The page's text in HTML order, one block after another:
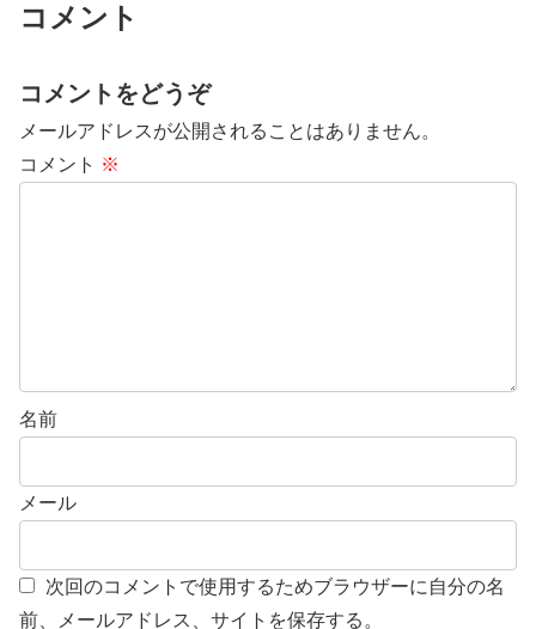
コメント
コメントをどうぞ
メールアドレスが公開されることはありません。
コメント ※
名前
メール
次回のコメントで使用するためブラウザーに自分の名
前、メールアドレス、サイトを保存する。